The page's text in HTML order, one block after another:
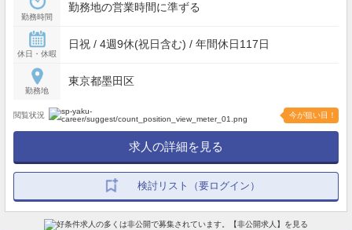
勤務時間
勤務地の営業時間に準ずる
休日・休暇
日祝 / 4週9休(祝日含む) / 年間休日117日
勤務地
東京都墨田区
閲覧状況 今が狙い目！
求人の詳細を見る
検討リスト（要ログイン）